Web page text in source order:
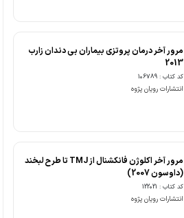
مرور آخر درمان پروتزی بیماران بی دندان زارب
2013
کد کتاب : 106789
انتشارات رویان پژوه
مرور آخر اکلوژن فانکشنال از TMJ تا طرح لبخند
(داوسون 2007)
کد کتاب : 122021
انتشارات رویان پژوه